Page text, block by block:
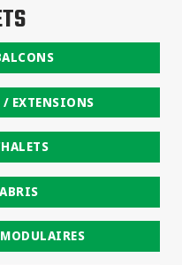
/ EXTENSIONS